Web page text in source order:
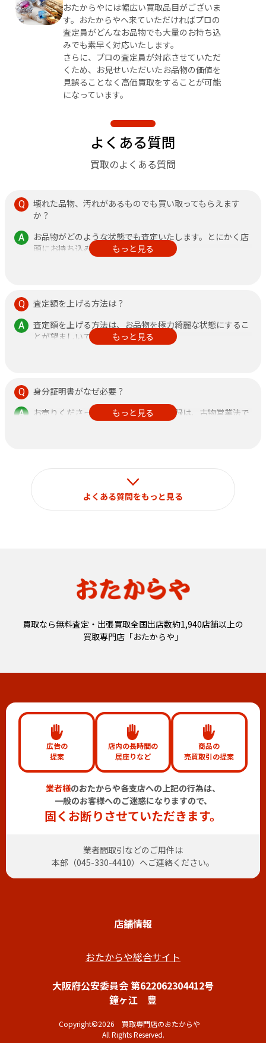
おたからやには幅広い買取品目がございま
す。おたからやへ来ていただければプロの
査定員がどんなお品物でも大量のお持ち込
みでも素早く対応いたします。
さらに、プロの査定員が対応させていただ
くため、お見せいただいたお品物の価値を
見誤ることなく高価買取をすることが可能
になっています。
よくある質問
買取のよくある質問
壊れた品物、汚れがあるものでも買い取ってもらえます
か？
お品物がどのような状態でも査定いたします。とにかく店
頭にお持ち込みください。
その他、不安なことがありましたら何なりと店頭にお申し
もっと見る
査定額を上げる方法は？
査定額を上げる方法は、お品物を極力綺麗な状態にするこ
とが望ましいです。
また、鑑定書がある方が査定額アップに繋がりますので、
もっと見る
身分証明書がなぜ必要？
お売りくださった方の身分証明書の記録は、古物営業法で
定められておりますのでご了承ください。
もっと見る
よくある質問をもっと見る
買取なら無料査定・出張買取全国出店数約1,940店舗以上の
買取専門店「おたからや」
広告の
提案
店内の長時間の
居座りなど
商品の
売買取引の提案
業者様のおたからや各支店への上記の行為は、
一般のお客様へのご迷惑になりますので、
固くお断りさせていただきます。
業者間取引などのご用件は
本部（045-330-4410）へご連絡ください。
店舗情報
おたからや総合サイト
大阪府公安委員会 第622062304412号
鐘ヶ江 豊
Copyright©2026 買取専門店のおたからや
All Rights Reserved.